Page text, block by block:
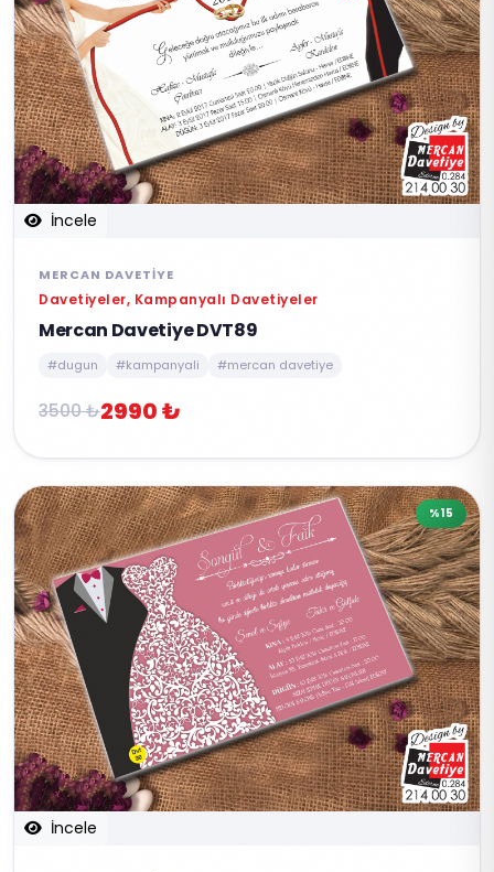
İncele
MERCAN DAVETIYE
Davetiyeler, Kampanyalı Davetiyeler
Mercan Davetiye DVT89
#dugun #kampanyali #mercan davetiye
3500 ₺2990 ₺
İncele
%15